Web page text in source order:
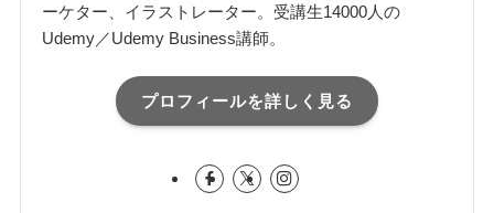
ーケター、イラストレーター。受講生14000人の
Udemy／Udemy Business講師。
プロフィールを詳しく見る